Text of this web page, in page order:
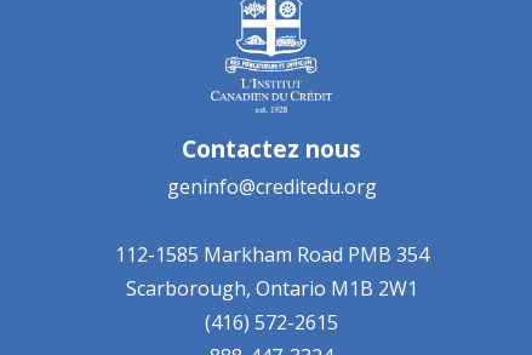
Contactez nous
geninfo@creditedu.org
112-1585 Markham Road PMB 354
Scarborough, Ontario M1B 2W1
(416) 572-2615